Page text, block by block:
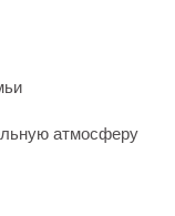
атмосферу